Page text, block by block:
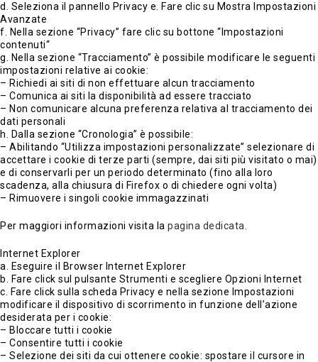
d. Seleziona il pannello Privacy e. Fare clic su Mostra Impostazioni
Avanzate
f. Nella sezione “Privacy” fare clic su bottone “Impostazioni
contenuti“
g. Nella sezione “Tracciamento” è possibile modificare le seguenti
impostazioni relative ai cookie:
– Richiedi ai siti di non effettuare alcun tracciamento
– Comunica ai siti la disponibilità ad essere tracciato
– Non comunicare alcuna preferenza relativa al tracciamento dei
dati personali
h. Dalla sezione “Cronologia” è possibile:
– Abilitando “Utilizza impostazioni personalizzate” selezionare di
accettare i cookie di terze parti (sempre, dai siti più visitato o mai)
e di conservarli per un periodo determinato (fino alla loro
scadenza, alla chiusura di Firefox o di chiedere ogni volta)
– Rimuovere i singoli cookie immagazzinati
Per maggiori informazioni visita lapagina dedicata.
Internet Explorer
a. Eseguire il Browser Internet Explorer
b. Fare click sul pulsante Strumenti e scegliere Opzioni Internet
c. Fare click sulla scheda Privacy e nella sezione Impostazioni
modificare il dispositivo di scorrimento in funzione dell’azione
desiderata per i cookie:
– Bloccare tutti i cookie
– Consentire tutti i cookie
– Selezione dei siti da cui ottenere cookie: spostare il cursore in